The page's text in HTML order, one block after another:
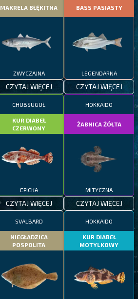
MAKRELA BŁĘKITNA
ZWYCZAJNA
CZYTAJ WIĘCEJ
BASS PASIASTY
LEGENDARNA
CZYTAJ WIĘCEJ
CHUBSUGUŁ
KUR DIABEŁ
CZERWONY
EPICKA
CZYTAJ WIĘCEJ
HOKKAIDO
ŻABNICA ŻÓŁTA
MITYCZNA
CZYTAJ WIĘCEJ
SVALBARD
NIEGŁADZICA
POSPOLITA
HOKKAIDO
KUR DIABEŁ
MOTYLKOWY